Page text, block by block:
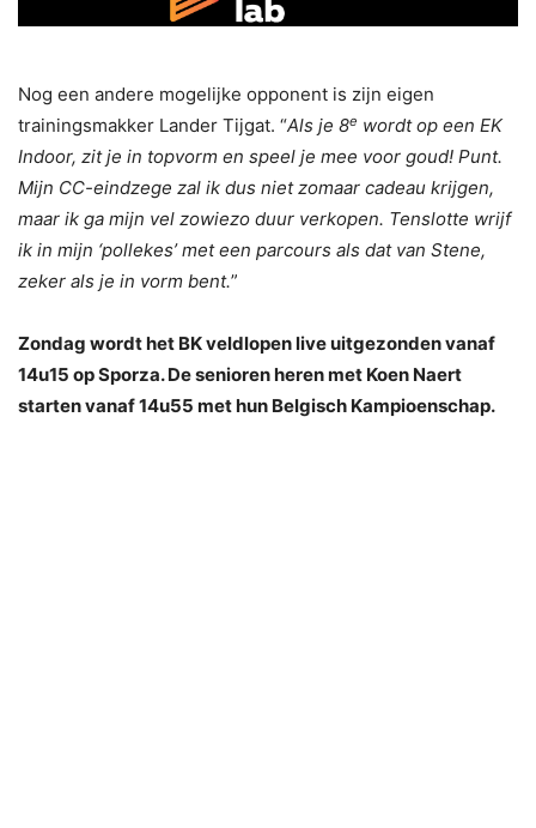
Nog een andere mogelijke opponent is zijn eigen
trainingsmakker Lander Tijgat. “Als je 8e wordt op een EK
Indoor, zit je in topvorm en speel je mee voor goud! Punt.
Mijn CC-eindzege zal ik dus niet zomaar cadeau krijgen,
maar ik ga mijn vel zowiezo duur verkopen. Tenslotte wrijf
ik in mijn ‘pollekes’ met een parcours als dat van Stene,
zeker als je in vorm bent.”
Zondag wordt het BK veldlopen live uitgezonden vanaf
14u15 op Sporza. De senioren heren met Koen Naert
starten vanaf 14u55 met hun Belgisch Kampioenschap.